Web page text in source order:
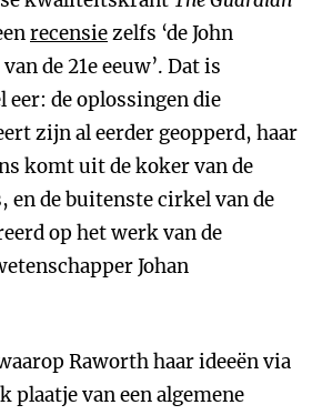
recensiezelfs ‘de John
de 21e eeuw’. Dat is
eer: de oplossingen die
zijn al eerder geopperd, haar
komt uit de koker van de
en de buitenste cirkel van de
op het werk van de
Johan
Raworth haar ideeën via
plaatje van een algemene